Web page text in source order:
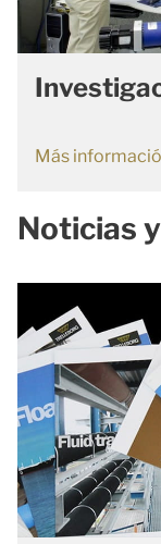
Más
Noticias